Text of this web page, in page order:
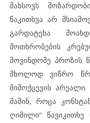
მახსოვს
წაკითხვა არ
გარდატეხა
მოთხრობების
მოვინდომე
მხოლოდ ვიწრო
მიმოქცევის
მაშინ, როცა
ღიმილი“